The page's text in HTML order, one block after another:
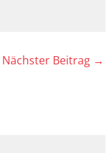
Nächster Beitrag →